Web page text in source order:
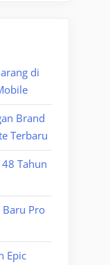
di
Brand
Terbaru
Tahun
Baru Pro
Epic